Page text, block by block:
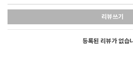
리뷰쓰기
등록된 리뷰가 없습